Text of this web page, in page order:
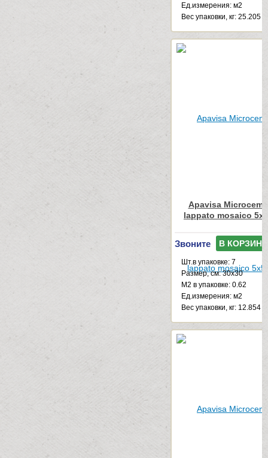
Ед.измерения: м2
Веc упаковки, кг: 25.205
Apavisa
lappato mosaico
Звоните В КОРЗИНУ
Шт.в упаковке: 7
Размер, см: 30x30
М2 в упаковке: 0.62
Ед.измерения: м2
Веc упаковки, кг: 12.854